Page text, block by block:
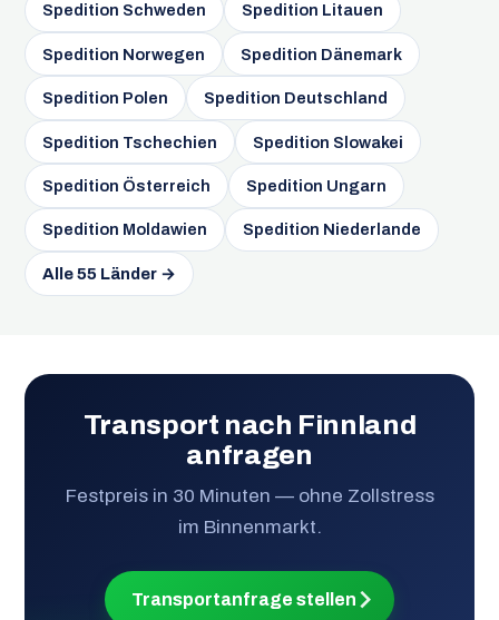
Spedition Schweden Spedition Litauen
Spedition Norwegen Spedition Dänemark
Spedition Polen Spedition Deutschland
Spedition Tschechien Spedition Slowakei
Spedition Österreich Spedition Ungarn
Spedition Moldawien Spedition Niederlande
Alle 55 Länder →
Transport nach Finnland
anfragen
Festpreis in 30 Minuten — ohne Zollstress
im Binnenmarkt.
Transportanfrage stellen